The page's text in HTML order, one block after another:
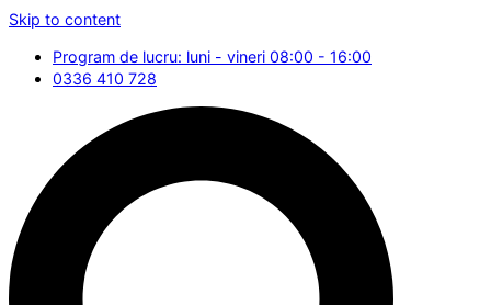
Skip to content
Program de lucru: luni - vineri 08:00 - 16:00
0336 410 728